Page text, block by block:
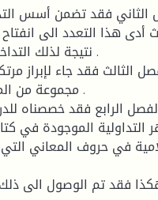
الثاني فقد تضمن أسس
أدى هذا التعدد الى
نتيجة لذلك
الثالث فقد جاء لإبراز
مجموعة من
الرابع فقد خصصناه
التداولية الموجودة في
في حروف المعاني التي